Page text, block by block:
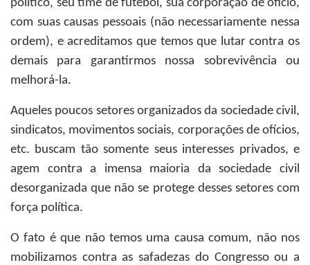
político, seu time de futebol, sua corporação de ofício,
com suas causas pessoais (não necessariamente nessa
ordem), e acreditamos que temos que lutar contra os
demais para garantirmos nossa sobrevivência ou
melhorá-la.
Aqueles poucos setores organizados da sociedade civil,
sindicatos, movimentos sociais, corporações de ofícios,
etc. buscam tão somente seus interesses privados, e
agem contra a imensa maioria da sociedade civil
desorganizada que não se protege desses setores com
força política.
O fato é que não temos uma causa comum, não nos
mobilizamos contra as safadezas do Congresso ou a